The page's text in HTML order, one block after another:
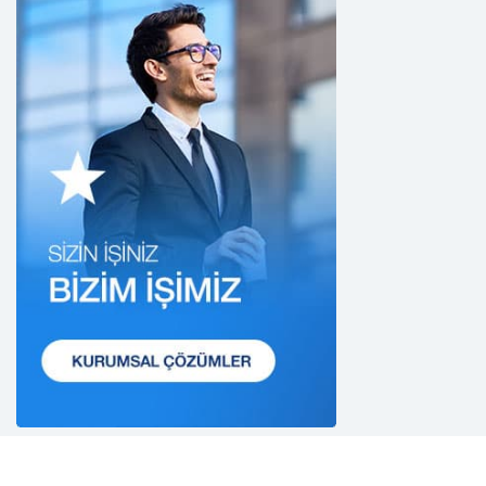
dışında kullanmayacaktır.
2. Kişisel Verilerin Doğru ve Gerektiğinde
Güncel Olmasını Sağlama
CB Gayrimenkul Franchising Pazarlama ve
Danışmanlık Hizmetleri A.Ş.; kişisel veri sahiplerinin
temel haklarını ve kendi meşru menfaatlerini
dikkate alarak işlediği kişisel verilerin doğru ve
güncel olmasını sağlamakla ve bu doğrultuda
gerekli tedbirleri almak için gerekli sistemleri
kurmakla yükümlüdür.
3. Belirli, Açık ve Meşru Amaçlarla İşleme
Danışmanlık Hizmetleri A.Ş.; kişisel verilerin hangi
amaçla işleneceğini belirlemekle ve bu amaçları